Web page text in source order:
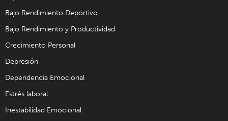
Bajo Rendimiento Deportivo
Bajo Rendimiento y Productividad
Crecimiento Personal
Depresión
Dependencia Emocional
Estrés laboral
Inestabilidad Emocional